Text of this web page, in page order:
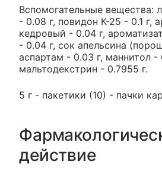
Вспомогательные вещества:
- 0.08 г, повидон К-25 - 0.1 г,
кедровый - 0.04 г,
- 0.04 г, сок апельсина
аспартам - 0.03 г, маннитол -
мальтодекстрин - 0.7955 г.
5 г - пакетики (10) - пачки
действие